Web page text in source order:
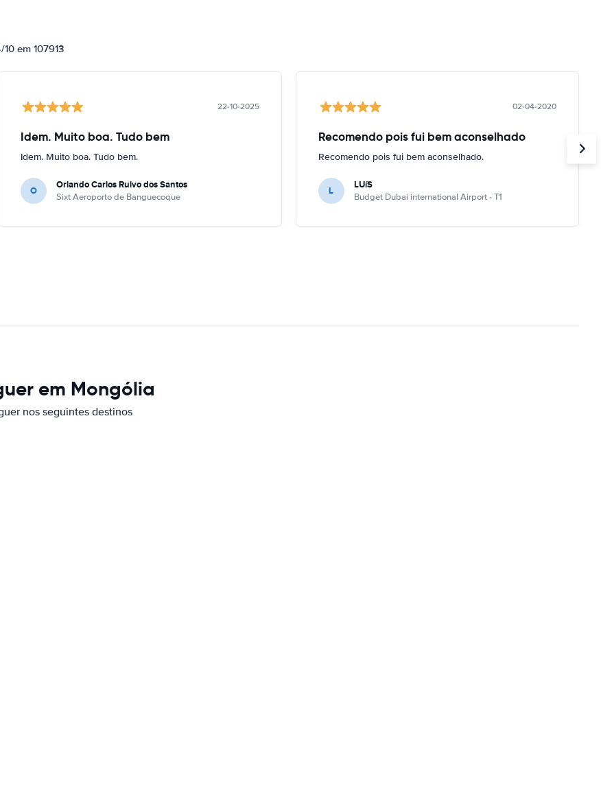
em 107913
22-10-2025
Idem. Muito boa. Tudo bem
Idem. Muito boa. Tudo bem.
O Orlando Carlos Ruivo dos Santos
Sixt Aeroporto de Banguecoque
02-04-2020
Recomendo pois fui bem aconselhado
Recomendo pois fui bem aconselhado.
L LUíS
Budget Dubai international Airport - T1
em Mongólia
nos seguintes destinos